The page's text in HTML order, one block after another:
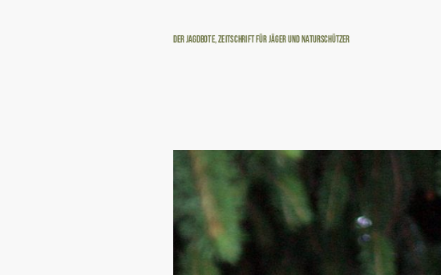
Der Jagdbote, Zeitschrift für Jäger und Naturschützer